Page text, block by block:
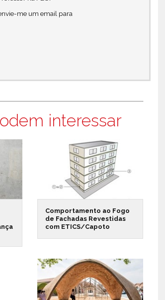
me um email para
interessar
Comportamento ao Fogo
de Fachadas Revestidas
com ETICS/Capoto